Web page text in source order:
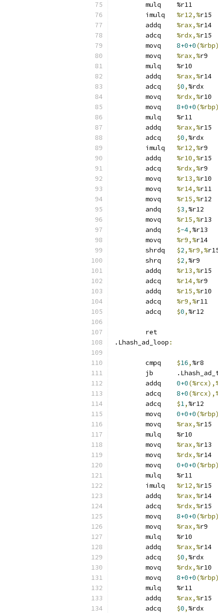
	mulq	%r11
%r12,%r15
%rax,%r14
%rdx,%r15
8+0+0
%rax,%r9
	mulq	%r10
%rax,%r14
$0, %rdx
%rdx,%r10
8+0+0
	mulq	%r11
%rax,%r15
$0, %rdx
%r12,%r9
%r10,%r15
%rdx,%r9
%r13,%r10
%r14,%r11
%r15,%r12
$3, %r12
%r15,%r13
$-4, %r13
%r9,%r14
$2,%r9,%
$2, %r9
%r13,%r15
%r14,%r9
%r15,%r10
%r9,%r11
$0, %r12
	ret
.Lhash_ad_loop :
$16, %r8
jb
0+0
8+0
$1, %r12
0+0+0
%rax,%r15
	mulq	%r10
%rax,%r13
%rdx,%r14
0+0+0
	mulq	%r11
%r12,%r15
%rax,%r14
%rdx,%r15
8+0+0
%rax,%r9
	mulq	%r10
%rax,%r14
$0, %rdx
%rdx,%r10
8+0+0
	mulq	%r11
%rax,%r15
$0, %rdx